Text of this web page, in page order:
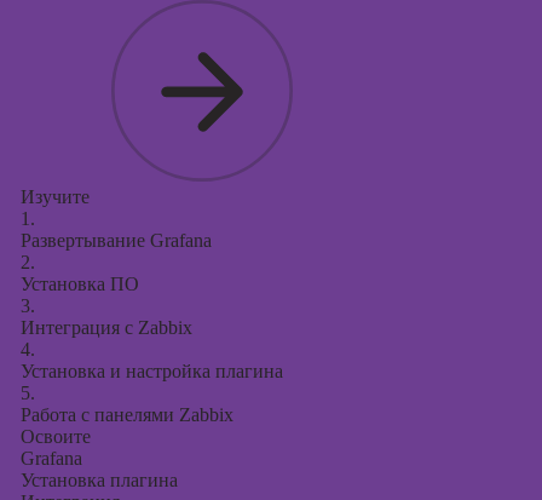
Изучите
1.
Развертывание Grafana
2.
Установка ПО
3.
Интеграция с Zabbix
4.
Установка и настройка плагина
5.
Работа с панелями Zabbix
Освоите
Grafana
Установка плагина